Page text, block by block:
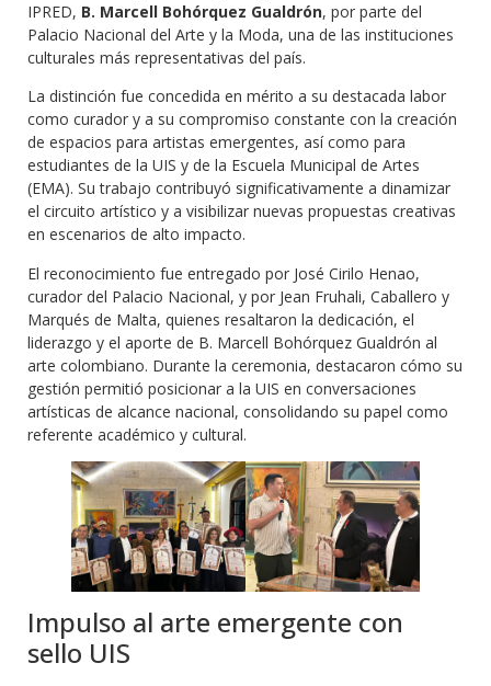
IPRED, B. Marcell Bohórquez Gualdrón, por parte del
Palacio Nacional del Arte y la Moda, una de las instituciones
culturales más representativas del país.
La distinción fue concedida en mérito a su destacada labor
como curador y a su compromiso constante con la creación
de espacios para artistas emergentes, así como para
estudiantes de la UIS y de la Escuela Municipal de Artes
(EMA). Su trabajo contribuyó significativamente a dinamizar
el circuito artístico y a visibilizar nuevas propuestas creativas
en escenarios de alto impacto.
El reconocimiento fue entregado por José Cirilo Henao,
curador del Palacio Nacional, y por Jean Fruhali, Caballero y
Marqués de Malta, quienes resaltaron la dedicación, el
liderazgo y el aporte de B. Marcell Bohórquez Gualdrón al
arte colombiano. Durante la ceremonia, destacaron cómo su
gestión permitió posicionar a la UIS en conversaciones
artísticas de alcance nacional, consolidando su papel como
referente académico y cultural.
Impulso al arte emergente con
sello UIS